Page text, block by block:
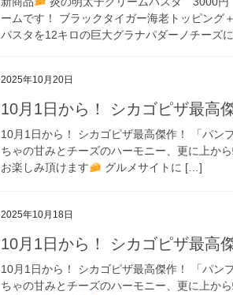
ームです！ ブラックタイガー海老トッピング
パスタを12キロの巨大グラナパダーノチーズ
2025年10月20日
10月1日から！ シカゴピザ最高
10月1日から！ シカゴピザ最高傑作！ 「パ
ちゃの甘みとチーズのハーモニー、更に上か
お楽しみ頂けます
グルメサイトに […]
2025年10月18日
10月1日から！ シカゴピザ最高
10月1日から！ シカゴピザ最高傑作！ 「パ
ちゃの甘みとチーズのハーモニー、更に上か